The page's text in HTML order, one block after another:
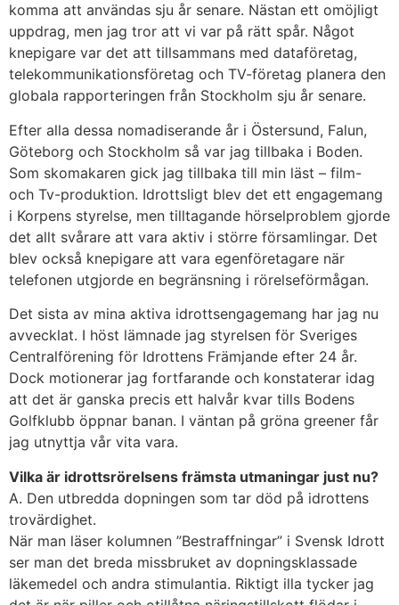
komma att användas sju år senare. Nästan ett omöjligt
uppdrag, men jag tror att vi var på rätt spår. Något
knepigare var det att tillsammans med dataföretag,
telekommunikationsföretag och TV-företag planera den
globala rapporteringen från Stockholm sju år senare.
Efter alla dessa nomadiserande år i Östersund, Falun,
Göteborg och Stockholm så var jag tillbaka i Boden.
Som skomakaren gick jag tillbaka till min läst – film-
och Tv-produktion. Idrottsligt blev det ett engagemang
i Korpens styrelse, men tilltagande hörselproblem gjorde
det allt svårare att vara aktiv i större församlingar. Det
blev också knepigare att vara egenföretagare när
telefonen utgjorde en begränsning i rörelseförmågan.
Det sista av mina aktiva idrottsengagemang har jag nu
avvecklat. I höst lämnade jag styrelsen för Sveriges
Centralförening för Idrottens Främjande efter 24 år.
Dock motionerar jag fortfarande och konstaterar idag
att det är ganska precis ett halvår kvar tills Bodens
Golfklubb öppnar banan. I väntan på gröna greener får
jag utnyttja vår vita vara.
Vilka är idrottsrörelsens främsta utmaningar just nu?
A. Den utbredda dopningen som tar död på idrottens
trovärdighet.
När man läser kolumnen ”Bestraffningar” i Svensk Idrott
ser man det breda missbruket av dopningsklassade
läkemedel och andra stimulantia. Riktigt illa tycker jag